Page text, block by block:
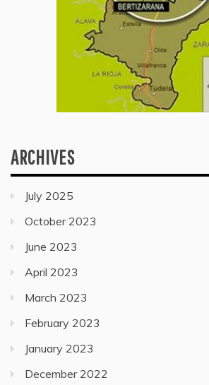
ARCHIVES
July 2025
October 2023
June 2023
April 2023
March 2023
February 2023
January 2023
December 2022